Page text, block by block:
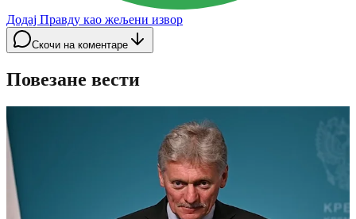
Додај Правду као жељени извор
Скочи на коментаре
Повезане вести